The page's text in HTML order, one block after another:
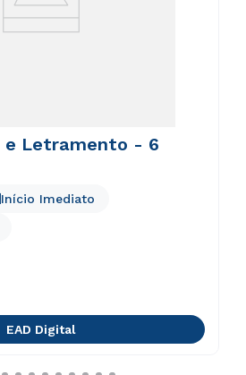
e Letramento - 6
Início Imediato
EAD Digital